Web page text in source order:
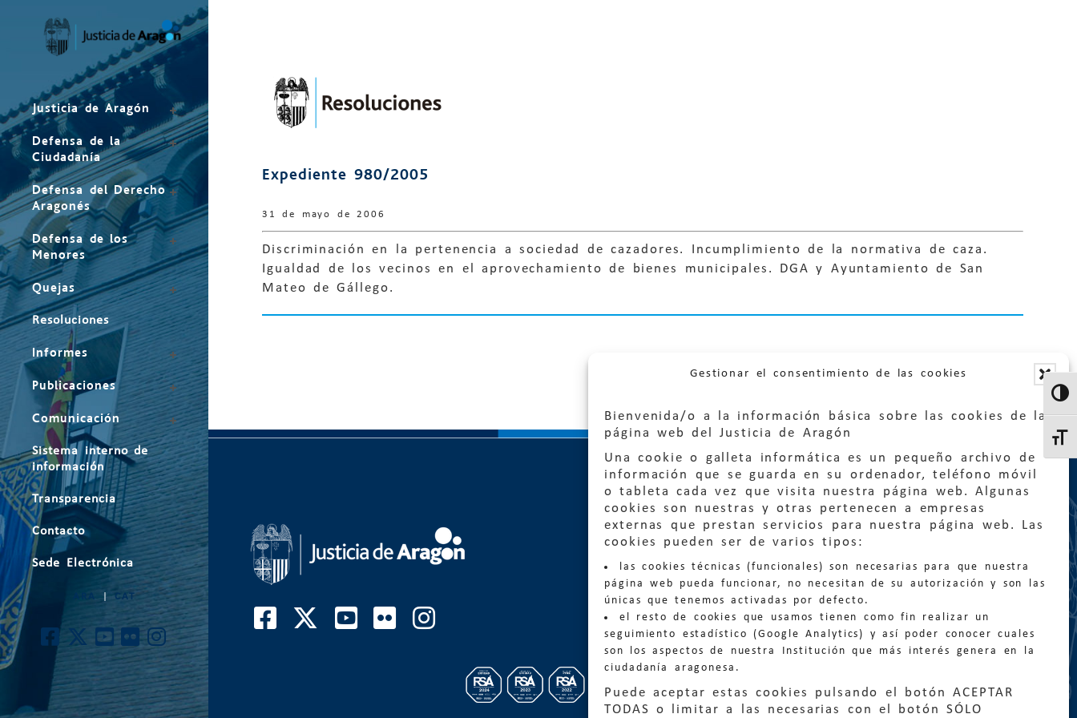
Gestionar el consentimiento de las cookies
Bienvenida/o a la información básica sobre las cookies de la
página web del Justicia de Aragón
Una cookie o galleta informática es un pequeño archivo de
información que se guarda en su ordenador, teléfono móvil
o tableta cada vez que visita nuestra página web. Algunas
cookies son nuestras y otras pertenecen a empresas
externas que prestan servicios para nuestra página web. Las
cookies pueden ser de varios tipos:
las cookies técnicas (funcionales) son necesarias para que nuestra
página web pueda funcionar, no necesitan de su autorización y son las
únicas que tenemos activadas por defecto.
el resto de cookies que usamos tienen como fin realizar un
seguimiento estadístico (Google Analytics) y así poder conocer cuales
son los aspectos de nuestra Institución que más interés genera en la
ciudadanía aragonesa.
Puede aceptar estas cookies pulsando el botón ACEPTAR
TODAS o limitar a las necesarias con el botón SÓLO
Justicia de Aragón
Defensa de la
Ciudadanía
Defensa del Derecho
Aragonés
Defensa de los
Menores
Quejas
Resoluciones
Informes
Publicaciones
Comunicación
Sistema interno de
información
Transparencia
Contacto
Sede Electrónica
|CAT
Expediente 980/2005
31 de mayo de 2006
Discriminación en la pertenencia a sociedad de cazadores. Incumplimiento de la normativa de caza.
Igualdad de los vecinos en el aprovechamiento de bienes municipales. DGA y Ayuntamiento de San
Mateo de Gállego.
Quejas:quejas@eljusticiadearagon.es
Información general:
informacion@eljusticiadearagon.es
Teléfonos: 900 210 210/ 976 399 354